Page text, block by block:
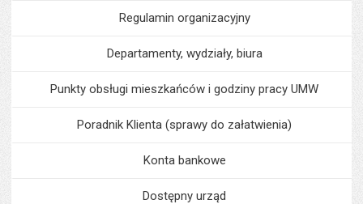
Regulamin organizacyjny
Departamenty, wydziały, biura
Punkty obsługi mieszkańców i godziny pracy UMW
Poradnik Klienta (sprawy do załatwienia)
Konta bankowe
Dostępny urząd